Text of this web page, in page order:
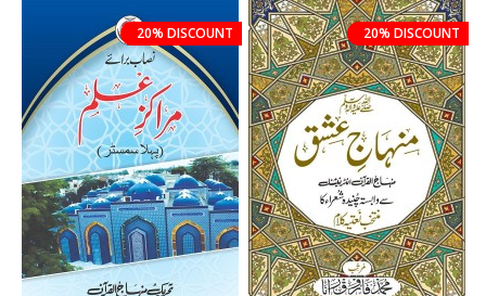
20% DISCOUNT 20% DISCOUNT